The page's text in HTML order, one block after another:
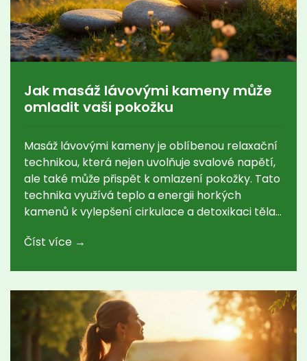
Jak masáž lávovými kameny může
omladit vaši pokožku
Masáž lávovými kameny je oblíbenou relaxační
technikou, která nejen uvolňuje svalové napětí,
ale také může přispět k omlazení pokožky. Tato
technika využívá teplo a energii horkých
kamenů k vylepšení cirkulace a detoxikaci těla.
a zdravý vzhled pleti. Objevte, jak tato
Číst více →